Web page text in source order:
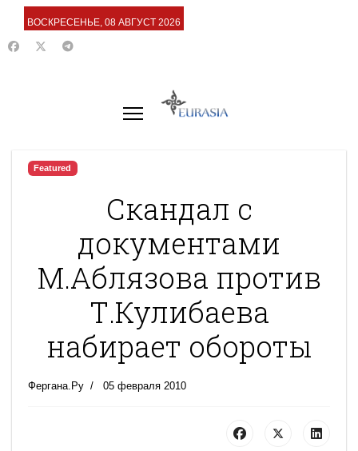
ВОСКРЕСЕНЬЕ, 08 АВГУСТ 2026
Featured
Скандал с
документами
М.Аблязова против
Т.Кулибаева
набирает обороты
Фергана.Ру 05 февраля 2010